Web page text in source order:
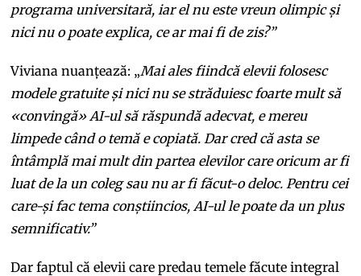
programa universitară, iar el nu este vreun olimpic și
nici nu o poate explica, ce ar mai fi de zis?”
Viviana nuanțează: „Mai ales fiindcă elevii folosesc
modele gratuite și nici nu se străduiesc foarte mult să
«convingă» AI-ul să răspundă adecvat, e mereu
limpede când o temă e copiată. Dar cred că asta se
întâmplă mai mult din partea elevilor care oricum ar fi
luat de la un coleg sau nu ar fi făcut-o deloc. Pentru cei
care-și fac tema conștiincios, AI-ul le poate da un plus
semnificativ.”
Dar faptul că elevii care predau temele făcute integral